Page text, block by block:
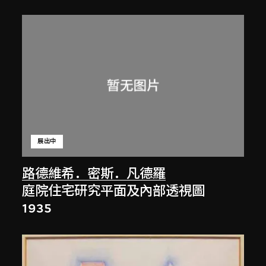
路德維希．密斯．凡德羅
展出中
庭院住宅研究平面及內部透視圖
1935